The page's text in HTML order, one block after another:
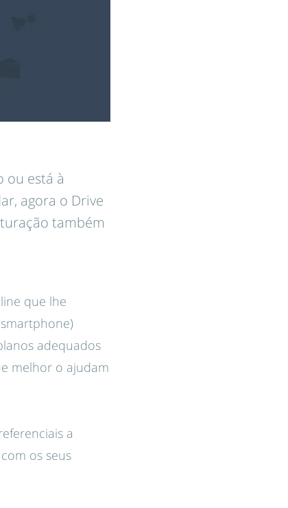
ou está à
agora o Drive
também
que lhe
adequados
melhor o ajudam
a
os seus